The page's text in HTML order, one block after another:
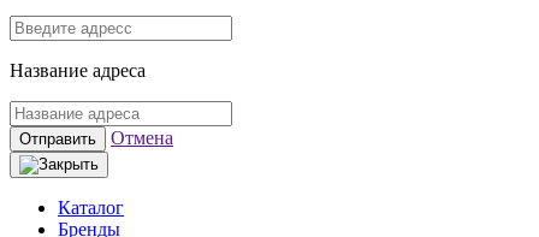
Название адреса
Отправить Отмена
Каталог
Бренды